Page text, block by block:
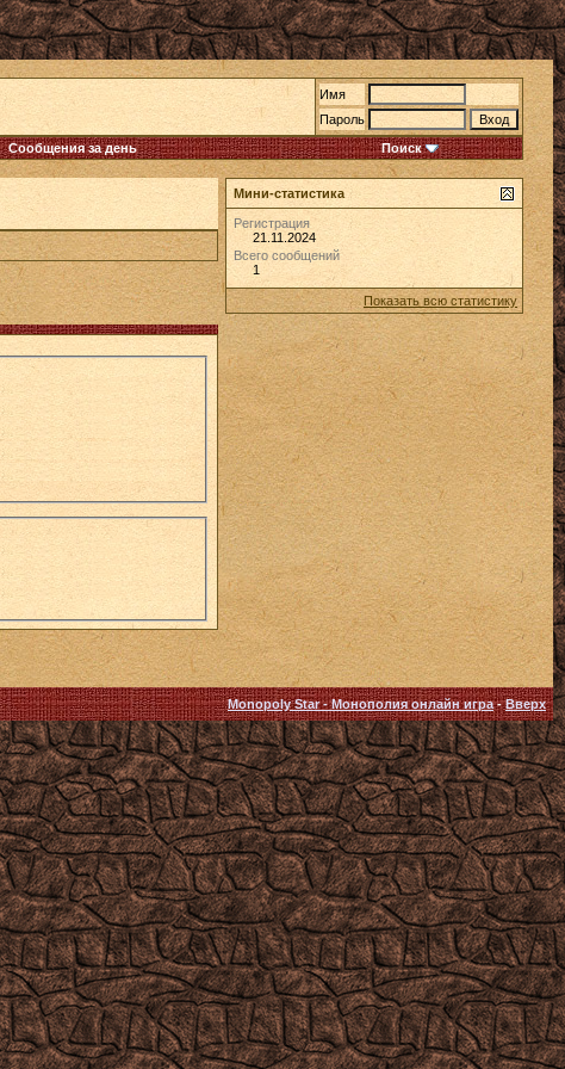
Имя
Пароль
Сообщения за день Поиск
Мини-статистика
Регистрация
21.11.2024
Всего сообщений
1
Показать всю статистику
Monopoly Star - Монополия онлайн игра-Вверх